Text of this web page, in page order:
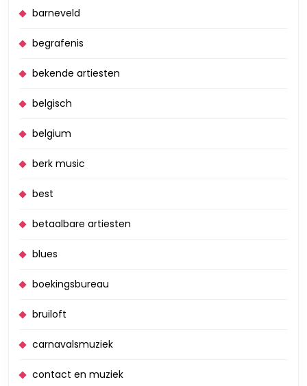
barneveld
begrafenis
bekende artiesten
belgisch
belgium
berk music
best
betaalbare artiesten
blues
boekingsbureau
bruiloft
carnavalsmuziek
contact en muziek